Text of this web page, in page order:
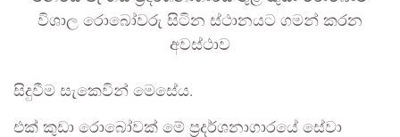
විශාල රොබෝවරු සිටින ස්ථානයට ගමන් කරන
අවස්ථාව
සිදුවීම සැකෙවින් මෙසේය.
එක් කුඩා රොබෝවක් මේ ප්‍රදර්ශනාගාරයේ සේවා